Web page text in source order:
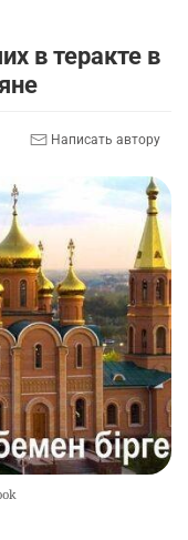
в теракте в
Написать автору